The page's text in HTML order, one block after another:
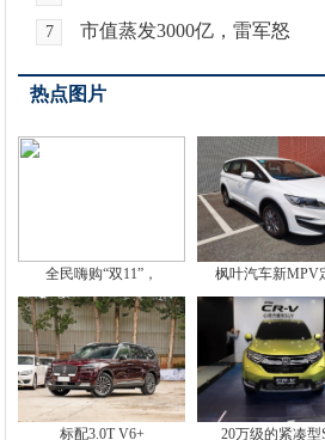
7 市值蒸发3000亿，雷军怒
热点图片
全民嗨购“双11”， 枫叶汽车新MPV
标配3.0T V6+ 20万级的紧凑型